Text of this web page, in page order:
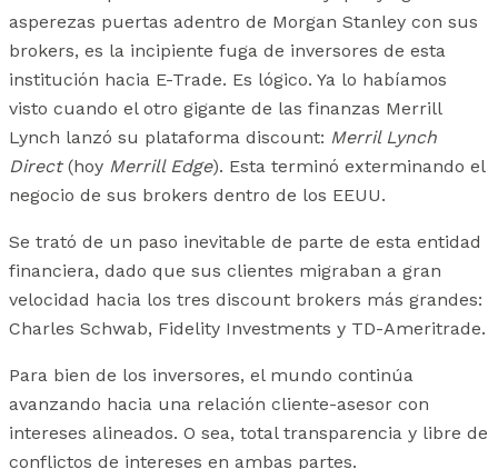
asperezas puertas adentro de Morgan Stanley con sus
brokers, es la incipiente fuga de inversores de esta
institución hacia E-Trade. Es lógico. Ya lo habíamos
visto cuando el otro gigante de las finanzas Merrill
Lynch lanzó su plataforma discount: Merril Lynch
Direct(hoy Merrill Edge). Esta terminó exterminando el
negocio de sus brokers dentro de los EEUU.
Se trató de un paso inevitable de parte de esta entidad
financiera, dado que sus clientes migraban a gran
velocidad hacia los tres discount brokers más grandes:
Charles Schwab, Fidelity Investments y TD-Ameritrade.
Para bien de los inversores, el mundo continúa
avanzando hacia una relación cliente-asesor con
intereses alineados. O sea, total transparencia y libre de
conflictos de intereses en ambas partes.